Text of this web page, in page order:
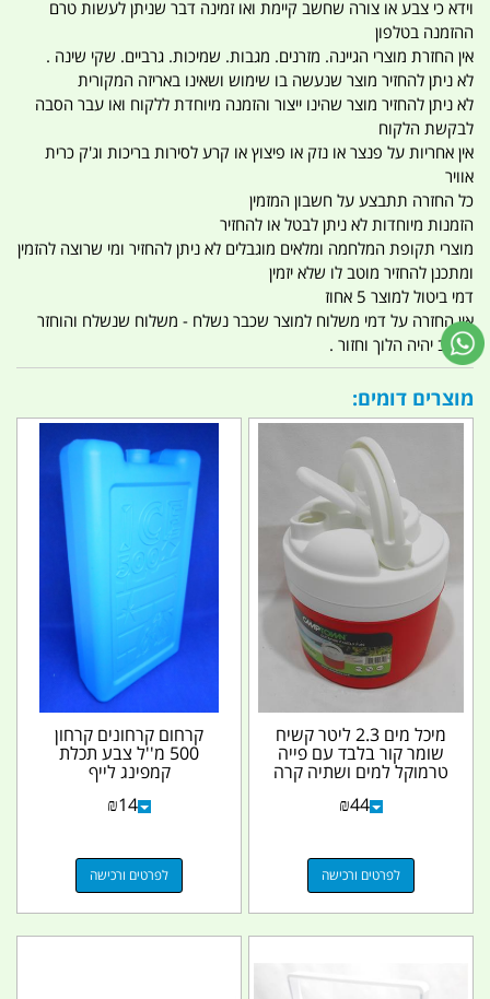
וידא כי צבע או צורה שחשב קיימת ואו זמינה דבר שניתן לעשות טרם
ההזמנה בטלפון
אין החזרת מוצרי הגיינה. מזרנים. מגבות. שמיכות. גרביים. שקי שינה .
לא ניתן להחזיר מוצר שנעשה בו שימוש ושאינו באריזה המקורית
לא ניתן להחזיר מוצר שהינו ייצור והזמנה מיוחדת ללקוח ואו עבר הסבה
לבקשת הלקוח
אין אחריות על פנצר או נזק או פיצוץ או קרע לסירות בריכות וג'ק כרית
אוויר
כל החזרה תתבצע על חשבון המזמין
הזמנות מיוחדות לא ניתן לבטל או להחזיר
מוצרי תקופת המלחמה ומלאים מוגבלים לא ניתן להחזיר ומי שרוצה להזמין
ומתכנן להחזיר מוטב לו שלא יזמין
דמי ביטול למוצר 5 אחוז
אין החזרה על דמי משלוח למוצר שכבר נשלח - משלוח שנשלח והוחזר
החיוב יהיה הלוך וחזור .
מוצרים דומים:
מיכל מים 2.3 ליטר קשיח
שומר קור בלבד עם פייה
טרמוקל למים ושתיה קרה
צבע עפ מלאי...
₪44
לפרטים ורכישה
קרחום קרחונים קרחון
500 מ''ל צבע תכלת
קמפינג לייף
₪14
לפרטים ורכישה